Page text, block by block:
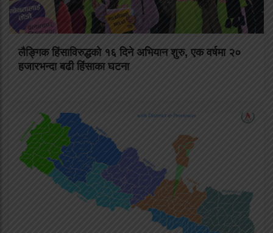
लैङ्गिक हिंसाविरुद्धको १६ दिने अभियान शुरु, एक वर्षमा २०
हजारभन्दा बढी हिंसाका घटना